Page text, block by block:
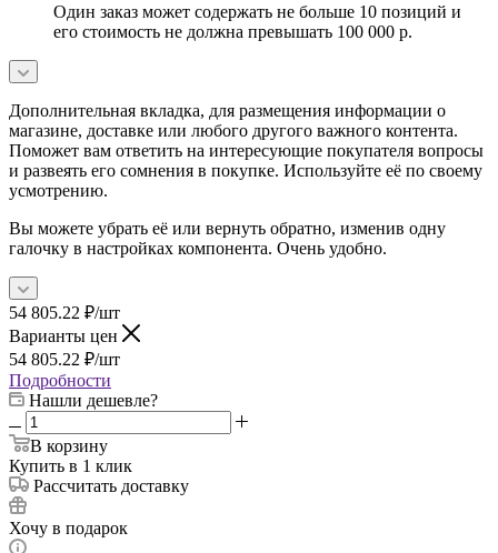
Один заказ может содержать не больше 10 позиций и
его стоимость не должна превышать 100 000 р.
Дополнительная вкладка, для размещения информации о
магазине, доставке или любого другого важного контента.
Поможет вам ответить на интересующие покупателя вопросы
и развеять его сомнения в покупке. Используйте её по своему
усмотрению.
Вы можете убрать её или вернуть обратно, изменив одну
галочку в настройках компонента. Очень удобно.
54 805.22 ₽/шт
Варианты цен
54 805.22 ₽/шт
Подробности
Нашли дешевле?
В корзину
Купить в 1 клик
Рассчитать доставку
Хочу в подарок